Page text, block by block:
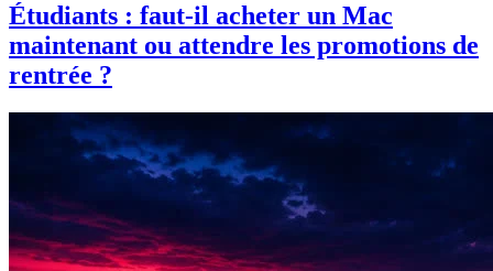
Étudiants : faut-il acheter un Mac
maintenant ou attendre les promotions de
rentrée ?